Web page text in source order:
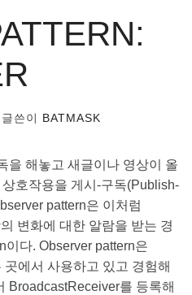
글쓴이 BATMASK
을 해놓고 새글이나 영상이 올
호작용을 게시-구독(Publish-
pattern은 이처럼
변화에 대한 알람을 받는 경
이다. Observer pattern은
에서 사용하고 있고 경험해
BroadcastReceiver를 등록해